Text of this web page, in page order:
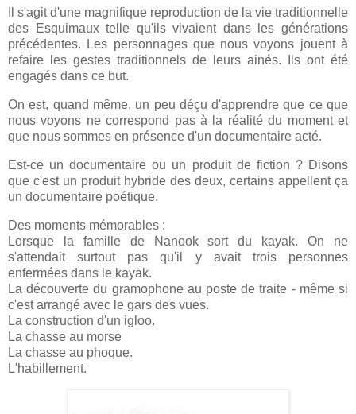
Il s'agit d'une magnifique reproduction de la vie traditionnelle
des Esquimaux telle qu'ils vivaient dans les générations
précédentes. Les personnages que nous voyons jouent à
refaire les gestes traditionnels de leurs ainés. Ils ont été
engagés dans ce but.
On est, quand même, un peu déçu d'apprendre que ce que
nous voyons ne correspond pas à la réalité du moment et
que nous sommes en présence d'un documentaire acté.
Est-ce un documentaire ou un produit de fiction ? Disons
que c'est un produit hybride des deux, certains appellent ça
un documentaire poétique.
Des moments mémorables :
Lorsque la famille de Nanook sort du kayak. On ne
s'attendait surtout pas qu'il y avait trois personnes
enfermées dans le kayak.
La découverte du gramophone au poste de traite - même si
c'est arrangé avec le gars des vues.
La construction d'un igloo.
La chasse au morse
La chasse au phoque.
L'habillement.